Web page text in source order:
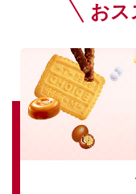
おス